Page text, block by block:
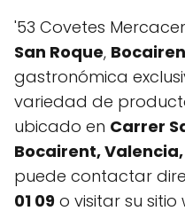
'53 Covetes
San Roque,
gastronómica
variedad de
ubicado en Carrer
Bocairent,
puede contactar
01 09 o visitar su sitio